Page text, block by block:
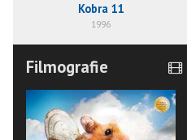
Kobra 11
1996
Filmografie